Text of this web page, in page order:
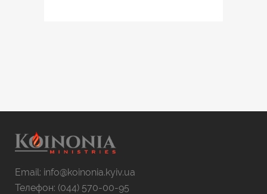
Email: info@koinonia.kyiv.ua
Телефон: (044) 570-00-95